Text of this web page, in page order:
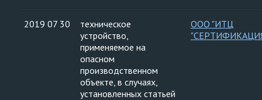
2019 07 30
техническое
устройство,
применяемое на
опасном
производственном
объекте, в случаях,
установленных статьей
ООО "ИТЦ